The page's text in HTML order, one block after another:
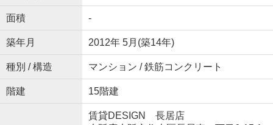
面積 -
築年月 2012年 5月(築14年)
種別 / 構造 マンション / 鉄筋コンクリート
階建 15階建
賃貸DESIGN 長居店